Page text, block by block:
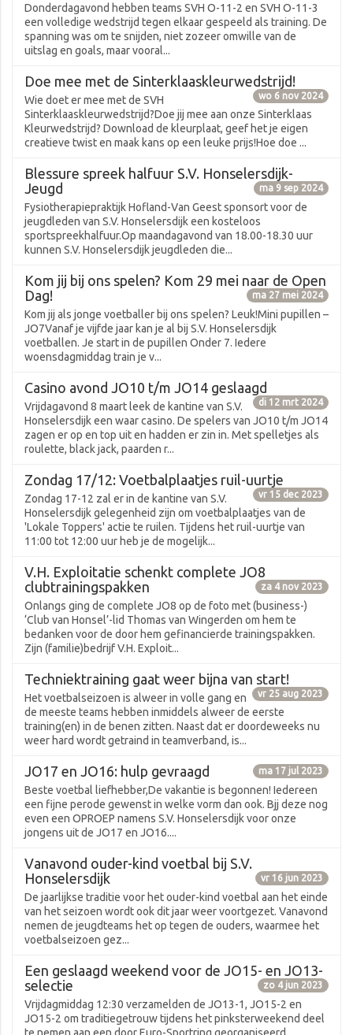
Donderdagavond hebben teams SVH O-11-2 en SVH O-11-3
een volledige wedstrijd tegen elkaar gespeeld als training. De
spanning was om te snijden, niet zozeer omwille van de
uitslag en goals, maar vooral...
Doe mee met de Sinterklaaskleurwedstrijd!
wo 6 nov 2024
Wie doet er mee met de SVH
Sinterklaaskleurwedstrijd?Doe jij mee aan onze Sinterklaas
Kleurwedstrijd? Download de kleurplaat, geef het je eigen
creatieve twist en maak kans op een leuke prijs!Hoe doe ...
Blessure spreek halfuur S.V. Honselersdijk-
Jeugd
ma 9 sep 2024
Fysiotherapiepraktijk Hofland-Van Geest sponsort voor de
jeugdleden van S.V. Honselersdijk een kosteloos
sportspreekhalfuur.Op maandagavond van 18.00-18.30 uur
kunnen S.V. Honselersdijk jeugdleden die...
Kom jij bij ons spelen? Kom 29 mei naar de Open
Dag!
ma 27 mei 2024
Kom jij als jonge voetballer bij ons spelen? Leuk!Mini pupillen –
JO7Vanaf je vijfde jaar kan je al bij S.V. Honselersdijk
voetballen. Je start in de pupillen Onder 7. Iedere
woensdagmiddag train je v...
Casino avond JO10 t/m JO14 geslaagd
di 12 mrt 2024
Vrijdagavond 8 maart leek de kantine van S.V.
Honselersdijk een waar casino. De spelers van JO10 t/m JO14
zagen er op en top uit en hadden er zin in. Met spelletjes als
roulette, black jack, paarden r...
Zondag 17/12: Voetbalplaatjes ruil-uurtje
vr 15 dec 2023
Zondag 17-12 zal er in de kantine van S.V.
Honselersdijk gelegenheid zijn om voetbalplaatjes van de
'Lokale Toppers' actie te ruilen. Tijdens het ruil-uurtje van
11:00 tot 12:00 uur heb je de mogelijk...
V.H. Exploitatie schenkt complete JO8
clubtrainingspakken
za 4 nov 2023
Onlangs ging de complete JO8 op de foto met (business-)
‘Club van Honsel’-lid Thomas van Wingerden om hem te
bedanken voor de door hem gefinancierde trainingspakken.
Zijn (familie)bedrijf V.H. Exploit...
Techniektraining gaat weer bijna van start!
vr 25 aug 2023
Het voetbalseizoen is alweer in volle gang en
de meeste teams hebben inmiddels alweer de eerste
training(en) in de benen zitten. Naast dat er doordeweeks nu
weer hard wordt getraind in teamverband, is...
JO17 en JO16: hulp gevraagd ma 17 jul 2023
Beste voetbal liefhebber,De vakantie is begonnen! Iedereen
een fijne perode gewenst in welke vorm dan ook. Bjj deze nog
even een OPROEP namens S.V. Honselersdijk voor onze
jongens uit de JO17 en JO16....
Vanavond ouder-kind voetbal bij S.V.
Honselersdijk
vr 16 jun 2023
De jaarlijkse traditie voor het ouder-kind voetbal aan het einde
van het seizoen wordt ook dit jaar weer voortgezet. Vanavond
nemen de jeugdteams het op tegen de ouders, waarmee het
voetbalseizoen gez...
Een geslaagd weekend voor de JO15- en JO13-
selectie
zo 4 jun 2023
Vrijdagmiddag 12:30 verzamelden de JO13-1, JO15-2 en
JO15-2 om traditiegetrouw tijdens het pinksterweekend deel